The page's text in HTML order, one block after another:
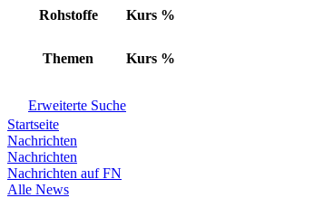
Rohstoffe Kurs %
Themen Kurs %
Erweiterte Suche
Startseite
Nachrichten
Nachrichten
Nachrichten auf FN
Alle News